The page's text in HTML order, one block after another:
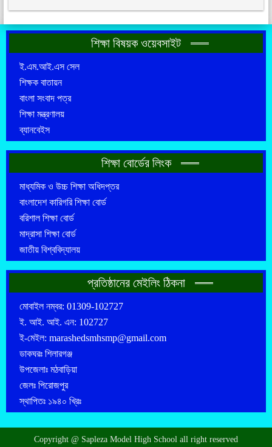
শিক্ষা বিষয়ক ওয়েবসাইট
ই.এম.আই.এস সেল
শিক্ষক বাতায়ন
বাংলা সংবাদ পত্র
শিক্ষা মন্ত্রণালয়
ব্যানবেইস
শিক্ষা বোর্ডের লিংক
মাধ্যমিক ও উচ্চ শিক্ষা অধিদপ্তর
বাংলাদেশ কারিগরি শিক্ষা বোর্ড
বরিশাল শিক্ষা বোর্ড
মাদ্রাসা শিক্ষা বোর্ড
জাতীয় বিশ্ববিদ্যালয়
প্রতিষ্ঠানের মেইলিং ঠিকনা
মোবাইল নম্বর: 01309-102727
ই. আই. আই. এন: 102727
ই-মেইল: marashedsmhsmp@gmail.com
ডাকঘরঃ শিলারগঞ্জ
উপজেলাঃ মঠবাড়িয়া
জেলঃ পিরোজপুর
স্থাপিতঃ ১৯৪০ খ্রিঃ
Copyright @ Sapleza Model High School all right reserved